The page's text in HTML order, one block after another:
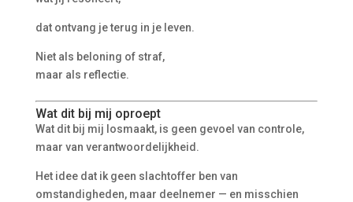
dat ontvang je terug in je leven.
Niet als beloning of straf,
maar als reflectie.
Wat dit bij mij oproept
Wat dit bij mij losmaakt, is geen gevoel van controle,
maar van verantwoordelijkheid.
Het idee dat ik geen slachtoffer ben van
omstandigheden, maar deelnemer — en misschien